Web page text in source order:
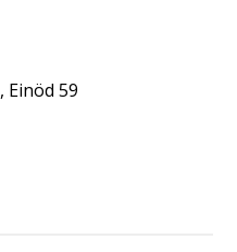
, Einöd 59